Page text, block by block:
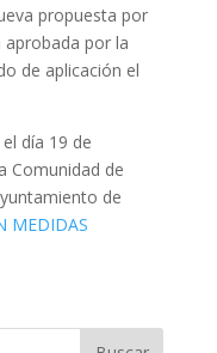
propuesta por
por la
de aplicación el
día 19 de
Comunidad de
de
MEDIDAS